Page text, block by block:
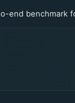
end benchmark